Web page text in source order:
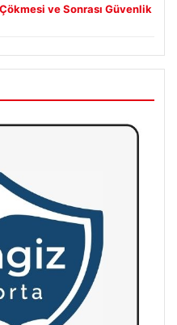
ve Sonrası Güvenlik